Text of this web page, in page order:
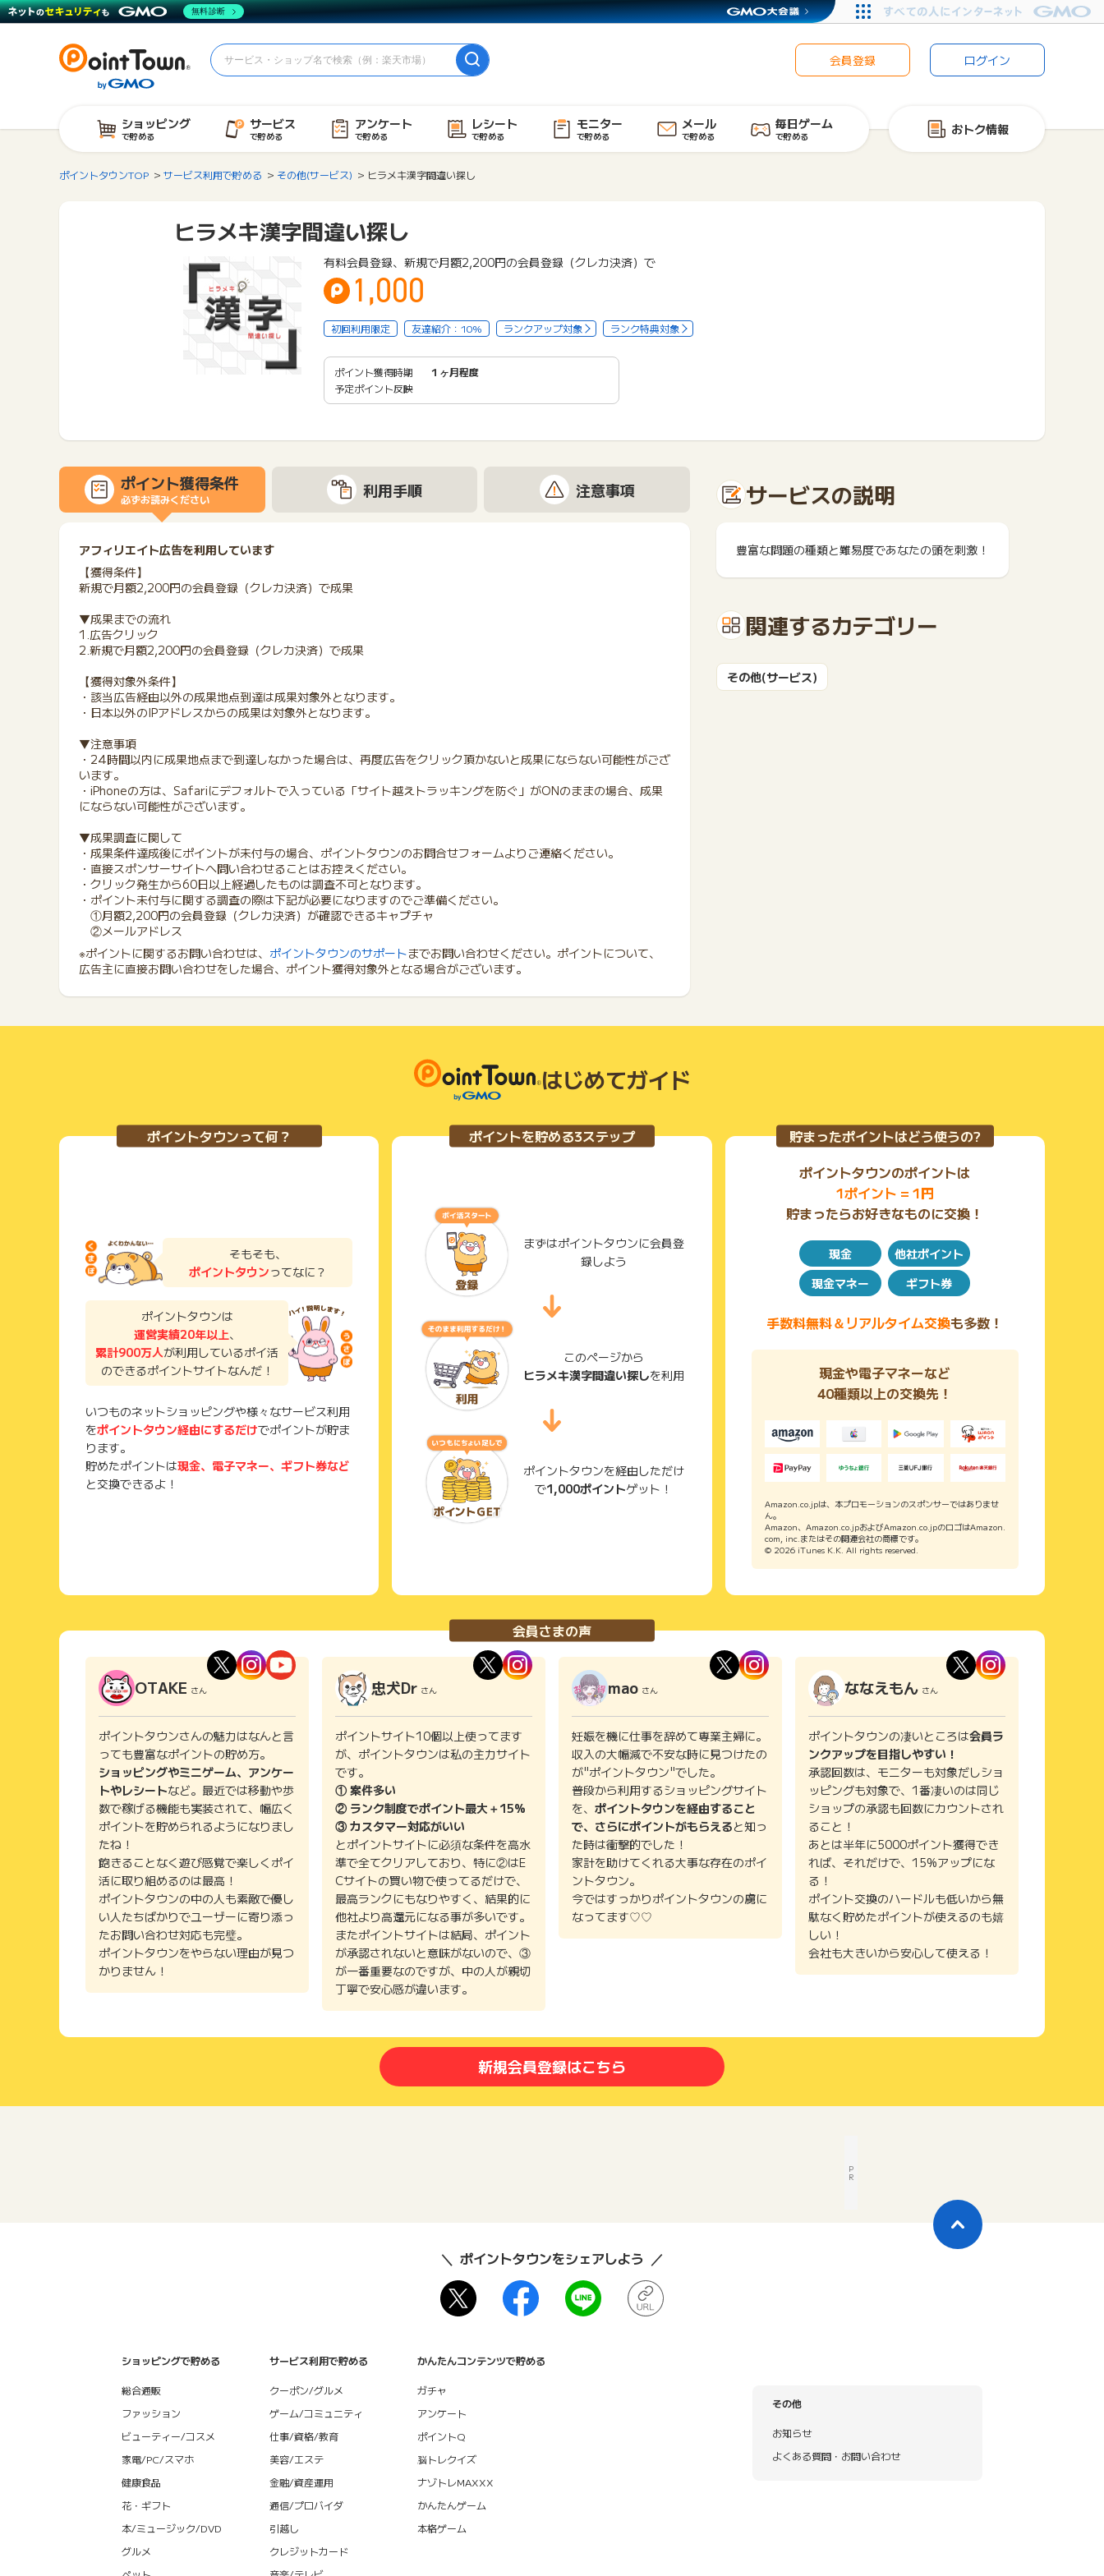
会員登録 ログイン
ショッピング
で貯める
サービス
で貯める
アンケート
で貯める
レシート
で貯める
モニター
で貯める
メール
で貯める
毎日ゲーム
で貯める おトク情報
ポイントタウンTOP サービス利用で貯める その他(サービス) ヒラメキ漢字間違い探し
ヒラメキ漢字間違い探し
有料会員登録、新規で月額2,200円の会員登録（クレカ決済）で
1,000
初回利用限定 友達紹介：10% ランクアップ対象 ランク特典対象
ポイント獲得時期
１ヶ月程度
予定ポイント反映
ポイント獲得条件
必ずお読みください 利用手順 注意事項
アフィリエイト広告を利用しています
【獲得条件】
新規で月額2,200円の会員登録（クレカ決済）で成果
▼成果までの流れ
1.広告クリック
2.新規で月額2,200円の会員登録（クレカ決済）で成果
【獲得対象外条件】
・該当広告経由以外の成果地点到達は成果対象外となります。
・日本以外のIPアドレスからの成果は対象外となります。
▼注意事項
・24時間以内に成果地点まで到達しなかった場合は、再度広告をクリック頂かないと成果にならない可能性がござ
います。
・iPhoneの方は、Safariにデフォルトで入っている「サイト越えトラッキングを防ぐ」がONのままの場合、成果
にならない可能性がございます。
▼成果調査に関して
・成果条件達成後にポイントが未付与の場合、ポイントタウンのお問合せフォームよりご連絡ください。
・直接スポンサーサイトへ問い合わせることはお控えください。
・クリック発生から60日以上経過したものは調査不可となります。
・ポイント未付与に関する調査の際は下記が必要になりますのでご準備ください。
①月額2,200円の会員登録（クレカ決済）が確認できるキャプチャ
②メールアドレス
※ポイントに関するお問い合わせは、 ポイントタウンのサポートまでお問い合わせください。ポイントについて、
広告主に直接お問い合わせをした場合、ポイント獲得対象外となる場合がございます。
サービスの説明
豊富な問題の種類と難易度であなたの頭を刺激！
関連するカテゴリー
その他(サービス)
はじめてガイド
ポイントタウンって何？
そもそも、
ポイントタウンってなに？
ポイントタウンは
運営実績20年以上、
累計900万人が利用しているポイ活
のできるポイントサイトなんだ！
いつものネットショッピングや様々なサービス利用
をポイントタウン経由にするだけでポイントが貯ま
ります。
貯めたポイントは現金、電子マネー、ギフト券など
と交換できるよ！
ポイントを貯める3ステップ
まずはポイントタウンに会員登
録しよう
このページから
ヒラメキ漢字間違い探しを利用
ポイントタウンを経由しただけ
で1,000ポイントゲット！
貯まったポイントはどう使うの?
ポイントタウンのポイントは
1ポイント = 1円
貯まったらお好きなものに交換！
現金
他社ポイント
現金マネー
ギフト券
手数料無料＆リアルタイム交換も多数！
現金や電子マネーなど
40種類以上の交換先！
Amazon.co.jpは、本プロモーションのスポンサーではありませ
ん。
Amazon、Amazon.co.jpおよびAmazon.co.jpのロゴはAmazon.
com, inc.またはその関連会社の商標です。
© 2026 iTunes K.K. All rights reserved.
会員さまの声
OTAKE さん
ポイントタウンさんの魅力はなんと言
っても豊富なポイントの貯め方。
ショッピングやミニゲーム、アンケー
トやレシートなど。最近では移動や歩
数で稼げる機能も実装されて、幅広く
ポイントを貯められるようになりまし
たね！
飽きることなく遊び感覚で楽しくポイ
活に取り組めるのは最高！
ポイントタウンの中の人も素敵で優し
い人たちばかりでユーザーに寄り添っ
たお問い合わせ対応も完璧。
ポイントタウンをやらない理由が見つ
かりません！
忠犬Dr さん
ポイントサイト10個以上使ってます
が、ポイントタウンは私の主力サイト
です。
① 案件多い
② ランク制度でポイント最大＋15%
③ カスタマー対応がいい
とポイントサイトに必須な条件を高水
準で全てクリアしており、特に②はE
Cサイトの買い物で使ってるだけで、
最高ランクにもなりやすく、結果的に
他社より高還元になる事が多いです。
またポイントサイトは結局、ポイント
が承認されないと意味がないので、③
が一番重要なのですが、中の人が親切
丁寧で安心感が違います。
mao さん
妊娠を機に仕事を辞めて専業主婦に。
収入の大幅減で不安な時に見つけたの
が"ポイントタウン"でした。
普段から利用するショッピングサイト
を、 ポイントタウンを経由すること
で、さらにポイントがもらえると知っ
た時は衝撃的でした！
家計を助けてくれる大事な存在のポイ
ントタウン。
今ではすっかりポイントタウンの虜に
なってます♡♡
ななえもん さん
ポイントタウンの凄いところは会員ラ
ンクアップを目指しやすい！
承認回数は、モニターも対象だしショ
ッピングも対象で、1番凄いのは同じ
ショップの承認も回数にカウントされ
ること！
あとは半年に5000ポイント獲得でき
れば、それだけで、15%アップにな
る！
ポイント交換のハードルも低いから無
駄なく貯めたポイントが使えるのも嬉
しい！
会社も大きいから安心して使える！
新規会員登録はこちら
P
R
ポイントタウンをシェアしよう
ショッピングで貯める
総合通販
ファッション
ビューティー/コスメ
家電/PC/スマホ
健康食品
花・ギフト
本/ミュージック/DVD
グルメ
サービス利用で貯める
クーポン/グルメ
ゲーム/コミュニティ
仕事/資格/教育
美容/エステ
金融/資産運用
通信/プロバイダ
引越し
クレジットカード
かんたんコンテンツで貯める
ガチャ
アンケート
ポイントQ
脳トレクイズ
ナゾトレMAXXX
かんたんゲーム
本格ゲーム
その他
お知らせ
よくある質問・お問い合わせ
無料診断